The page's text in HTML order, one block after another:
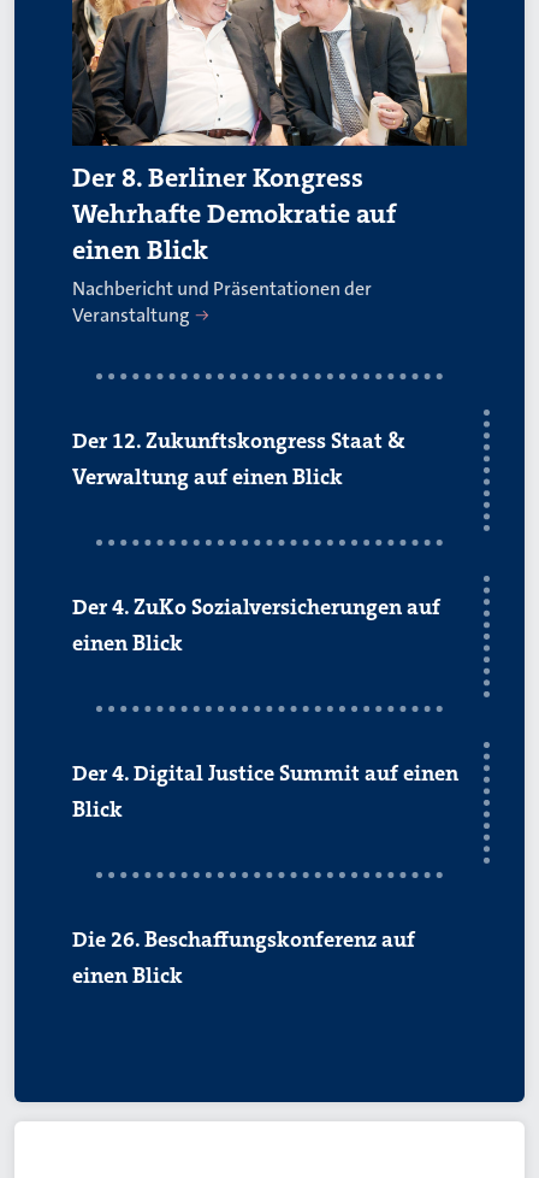
Der 8. Berliner Kongress
Wehrhafte Demokratie auf
einen Blick
Nachbericht und Präsentationen der
Veranstaltung
Der 12. Zukunftskongress Staat &
Verwaltung auf einen Blick
Der 4. ZuKo Sozialversicherungen auf
einen Blick
Der 4. Digital Justice Summit auf einen
Blick
Die 26. Beschaffungskonferenz auf
einen Blick